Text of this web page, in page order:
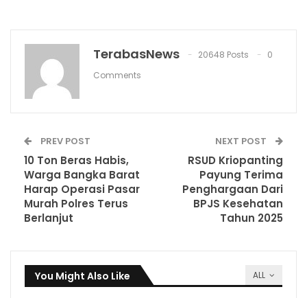
TerabasNews 20648 Posts
0
Comments
PREV POST
10 Ton Beras Habis,
Warga Bangka Barat
Harap Operasi Pasar
Murah Polres Terus
Berlanjut
NEXT POST
RSUD Kriopanting
Payung Terima
Penghargaan Dari
BPJS Kesehatan
Tahun 2025
ALL
You Might Also Like